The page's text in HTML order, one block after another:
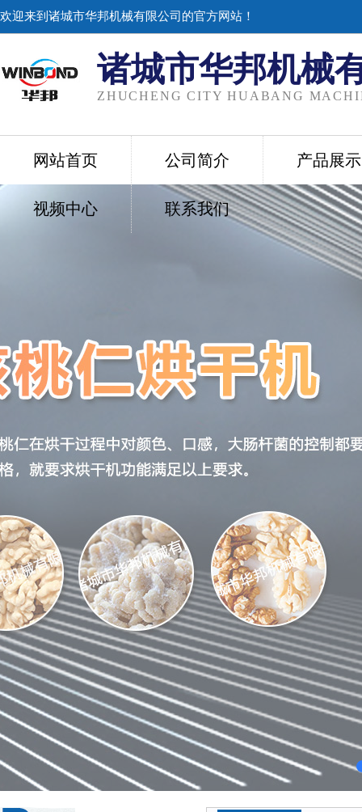
欢迎来到诸城市华邦机械有限公司的官方网站！
诸城市华邦机械
ZHUCHENG CITY HUABANG
网站首页 公司简介 产品展示
视频中心 联系我们